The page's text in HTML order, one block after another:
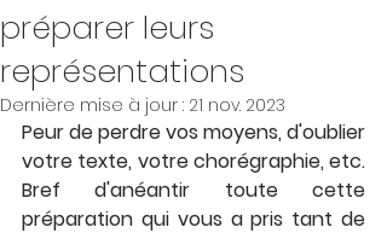
préparer leurs
représentations
Dernière mise à jour : 21 nov. 2023
Peur de perdre vos moyens, d'oublier
votre texte, votre chorégraphie, etc.
Bref d'anéantir toute cette
préparation qui vous a pris tant de